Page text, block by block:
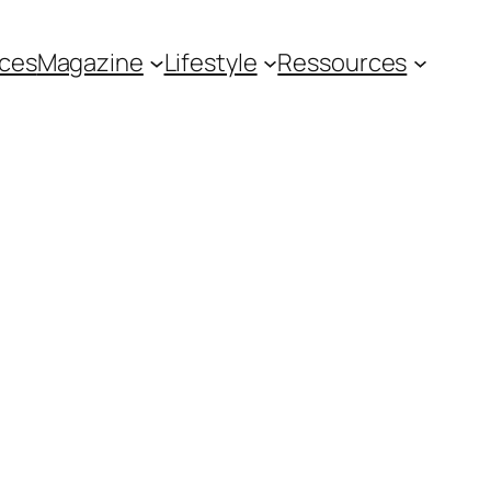
Magazine Lifestyle Ressources